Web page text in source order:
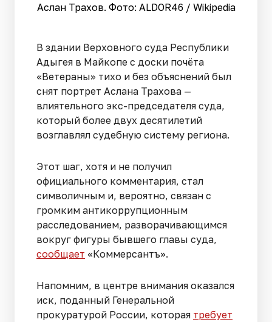
Аслан Трахов. Фото: ALDOR46 / Wikipedia
В здании Верховного суда Республики
Адыгея в Майкопе с доски почёта
«Ветераны» тихо и без объяснений был
снят портрет Аслана Трахова —
влиятельного экс-председателя суда,
который более двух десятилетий
возглавлял судебную систему региона.
Этот шаг, хотя и не получил
официального комментария, стал
символичным и, вероятно, связан с
громким антикоррупционным
расследованием, разворачивающимся
вокруг фигуры бывшего главы суда,
сообщает «Коммерсантъ».
Напомним, в центре внимания оказался
иск, поданный Генеральной
прокуратурой России, которая требует